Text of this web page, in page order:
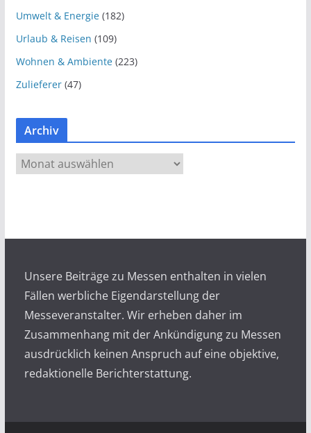
Umwelt & Energie(182)
Urlaub & Reisen (109)
Wohnen & Ambiente(223)
Zulieferer(47)
Archiv
r
Unsere Beiträge zu Messen enthalten in vielen
Fällen werbliche Eigendarstellung der
Messeveranstalter. Wir erheben daher im
Zusammenhang mit der Ankündigung zu Messen
ausdrücklich keinen Anspruch auf eine objektive,
redaktionelle Berichterstattung.